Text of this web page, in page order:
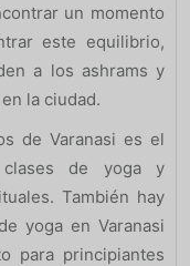
un momento
este equilibrio,
a los ashrams y
la ciudad.
de Varanasi es el
clases de yoga y
También hay
yoga en Varanasi
para principiantes